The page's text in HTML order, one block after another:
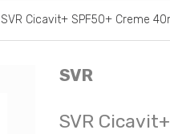
SVR Cicavit+ SPF50+ Creme
SVR
SVR